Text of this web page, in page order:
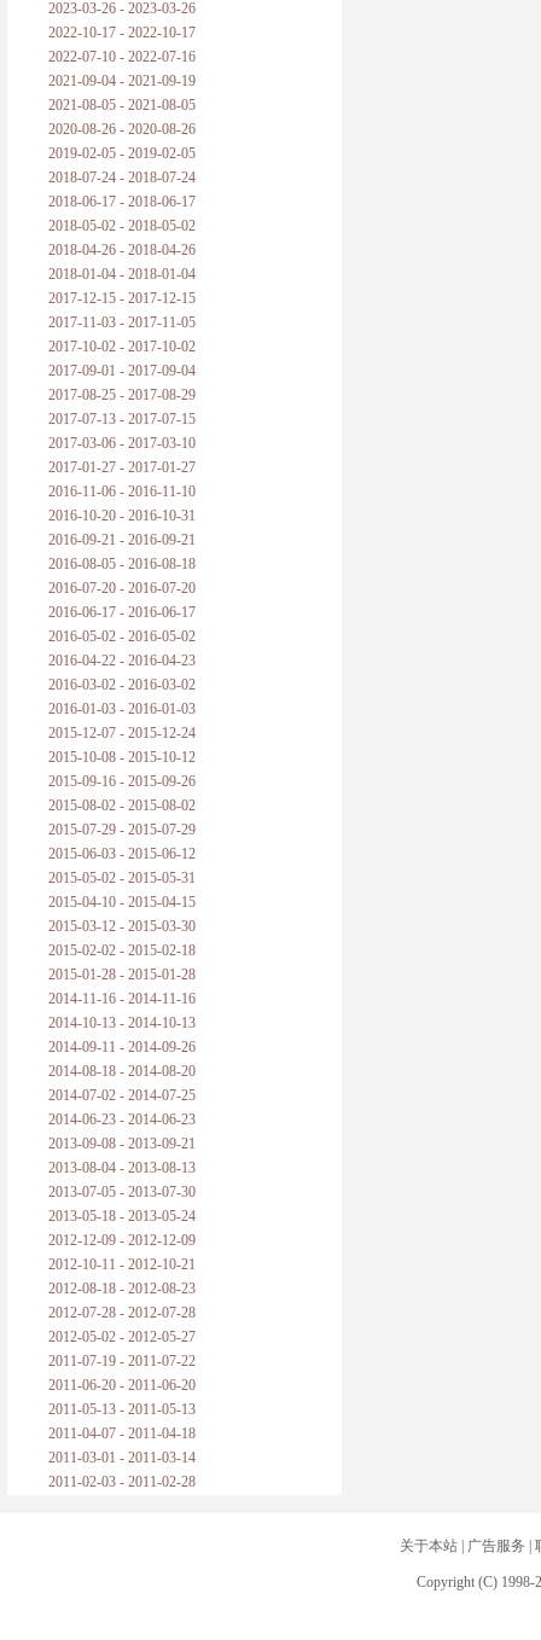
2023-03-26 - 2023-03-26
2022-10-17 - 2022-10-17
2022-07-10 - 2022-07-16
2021-09-04 - 2021-09-19
2021-08-05 - 2021-08-05
2020-08-26 - 2020-08-26
2019-02-05 - 2019-02-05
2018-07-24 - 2018-07-24
2018-06-17 - 2018-06-17
2018-05-02 - 2018-05-02
2018-04-26 - 2018-04-26
2018-01-04 - 2018-01-04
2017-12-15 - 2017-12-15
2017-11-03 - 2017-11-05
2017-10-02 - 2017-10-02
2017-09-01 - 2017-09-04
2017-08-25 - 2017-08-29
2017-07-13 - 2017-07-15
2017-03-06 - 2017-03-10
2017-01-27 - 2017-01-27
2016-11-06 - 2016-11-10
2016-10-20 - 2016-10-31
2016-09-21 - 2016-09-21
2016-08-05 - 2016-08-18
2016-07-20 - 2016-07-20
2016-06-17 - 2016-06-17
2016-05-02 - 2016-05-02
2016-04-22 - 2016-04-23
2016-03-02 - 2016-03-02
2016-01-03 - 2016-01-03
2015-12-07 - 2015-12-24
2015-10-08 - 2015-10-12
2015-09-16 - 2015-09-26
2015-08-02 - 2015-08-02
2015-07-29 - 2015-07-29
2015-06-03 - 2015-06-12
2015-05-02 - 2015-05-31
2015-04-10 - 2015-04-15
2015-03-12 - 2015-03-30
2015-02-02 - 2015-02-18
2015-01-28 - 2015-01-28
2014-11-16 - 2014-11-16
2014-10-13 - 2014-10-13
2014-09-11 - 2014-09-26
2014-08-18 - 2014-08-20
2014-07-02 - 2014-07-25
2014-06-23 - 2014-06-23
2013-09-08 - 2013-09-21
2013-08-04 - 2013-08-13
2013-07-05 - 2013-07-30
2013-05-18 - 2013-05-24
2012-12-09 - 2012-12-09
2012-10-11 - 2012-10-21
2012-08-18 - 2012-08-23
2012-07-28 - 2012-07-28
2012-05-02 - 2012-05-27
2011-07-19 - 2011-07-22
2011-06-20 - 2011-06-20
2011-05-13 - 2011-05-13
2011-04-07 - 2011-04-18
2011-03-01 - 2011-03-14
2011-02-03 - 2011-02-28
关于本站| 广告服务
Copyright (C) 1998-